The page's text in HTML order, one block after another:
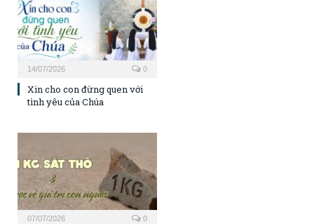
14/07/2026 0
Xin cho con đừng quen với
tình yêu của Chúa
07/07/2026 0